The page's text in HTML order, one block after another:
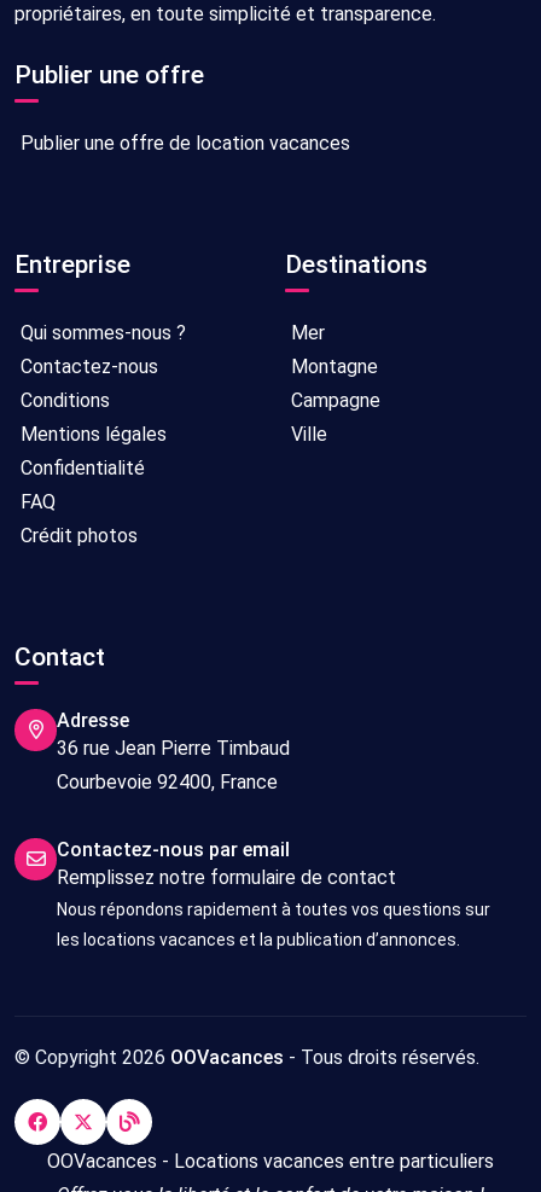
propriétaires, en toute simplicité et transparence.
Publier une offre
Publier une offre de location vacances
Entreprise
Qui sommes-nous ?
Contactez-nous
Conditions
Mentions légales
Confidentialité
FAQ
Crédit photos
Destinations
Mer
Montagne
Campagne
Ville
Contact
Adresse
36 rue Jean Pierre Timbaud
Courbevoie 92400, France
Contactez-nous par email
Remplissez notre formulaire de contact
Nous répondons rapidement à toutes vos questions sur
les locations vacances et la publication d’annonces.
© Copyright 2026 OOVacances - Tous droits réservés.
OOVacances - Locations vacances entre particuliers